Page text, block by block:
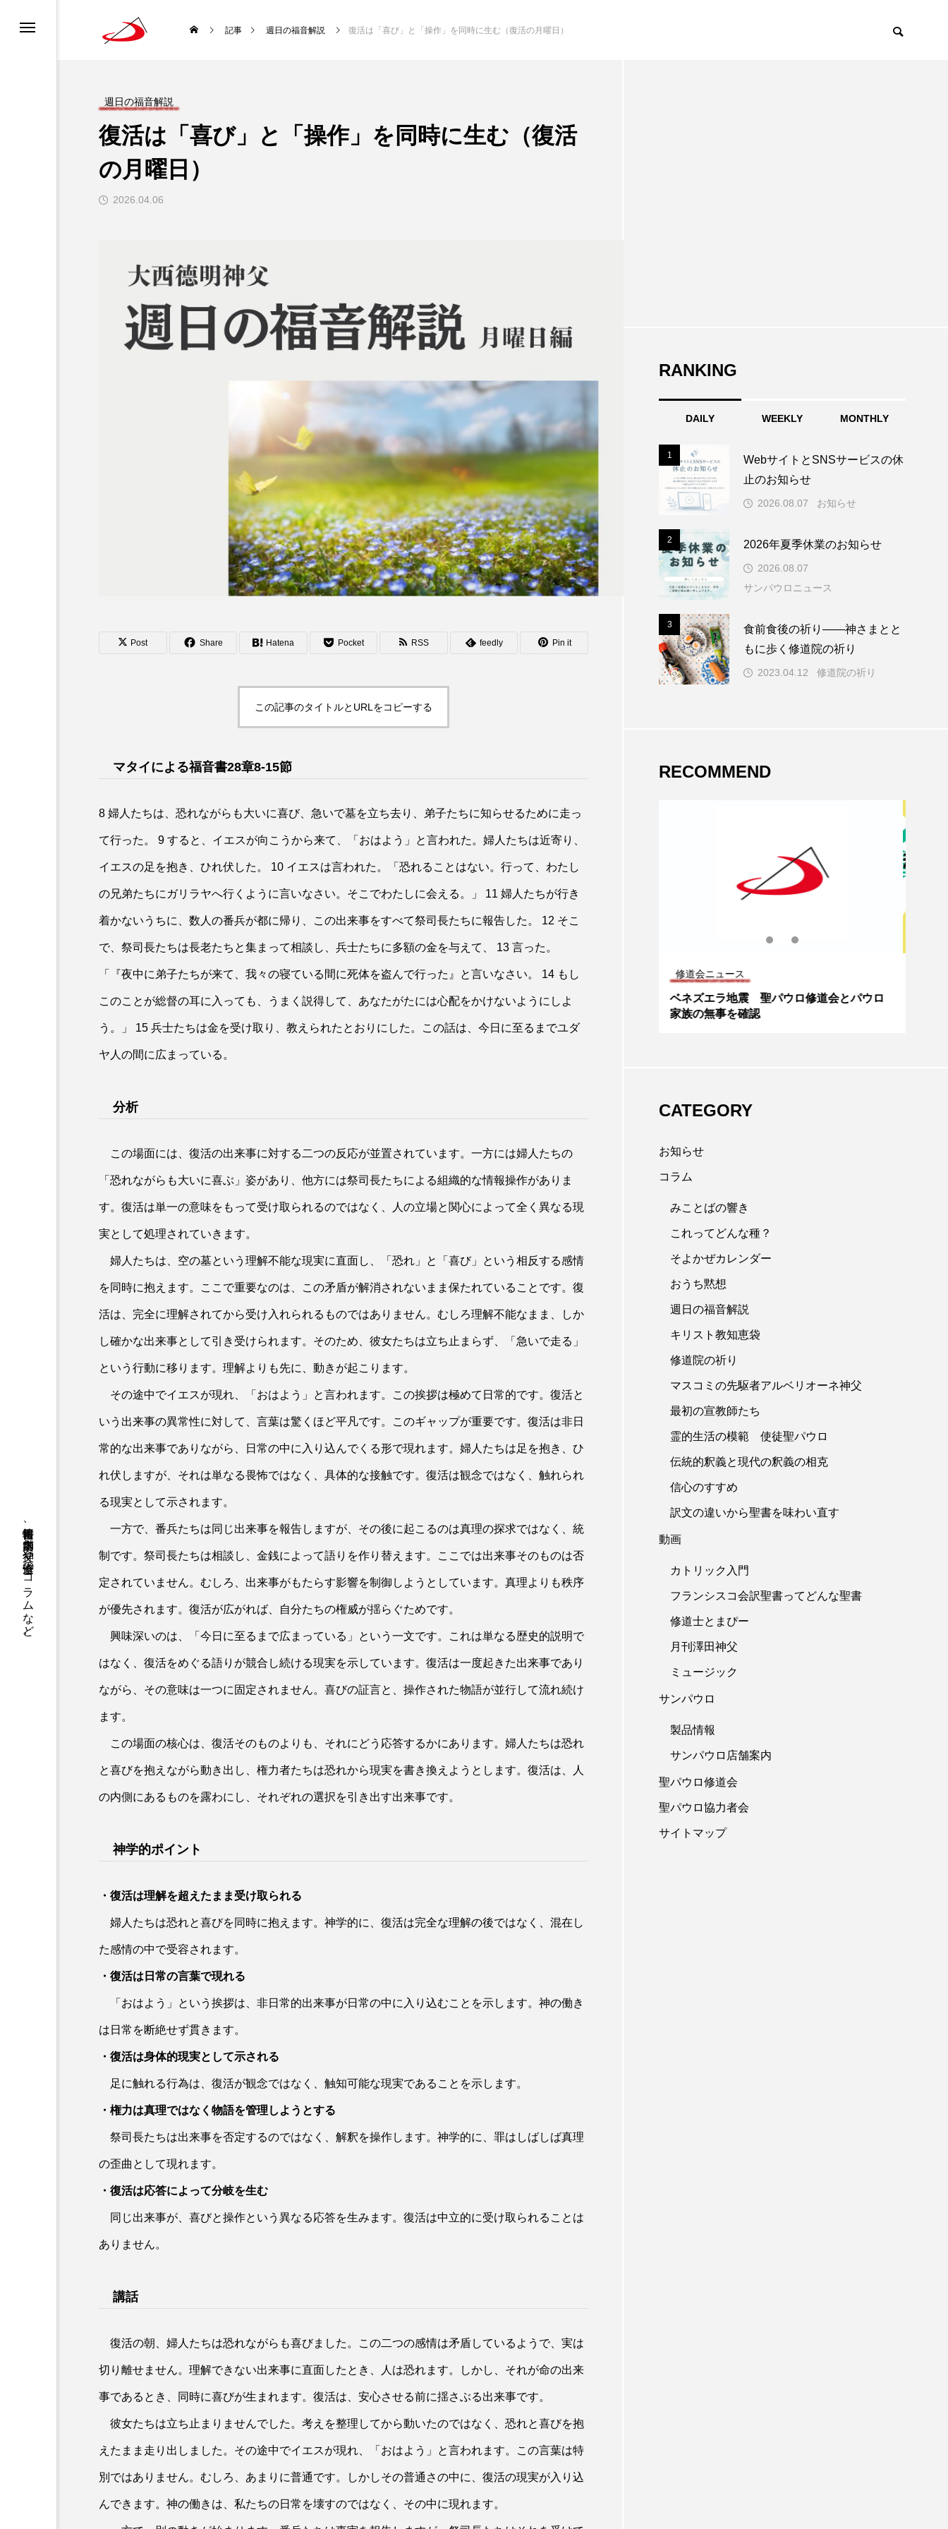
書籍情報、店舗案内、神父や修道士のコラムなど。
記事 週日の福音解説 復活は「喜び」と「操作」を同時に生む（復活の月曜日）
週日の福音解説
復活は「喜び」と「操作」を同時に生む（復活
の月曜日）
2026.04.06
Post Share Hatena Pocket RSS feedly Pin it
この記事のタイトルとURLをコピーする
マタイによる福音書28章8‐15節
8 婦人たちは、恐れながらも大いに喜び、急いで墓を立ち去り、弟子たちに知らせるために走っ
て行った。 9 すると、イエスが向こうから来て、「おはよう」と言われた。婦人たちは近寄り、
イエスの足を抱き、ひれ伏した。 10 イエスは言われた。「恐れることはない。行って、わたし
の兄弟たちにガリラヤへ行くように言いなさい。そこでわたしに会える。」 11 婦人たちが行き
着かないうちに、数人の番兵が都に帰り、この出来事をすべて祭司長たちに報告した。 12 そこ
で、祭司長たちは長老たちと集まって相談し、兵士たちに多額の金を与えて、 13 言った。
「『夜中に弟子たちが来て、我々の寝ている間に死体を盗んで行った』と言いなさい。 14 もし
このことが総督の耳に入っても、うまく説得して、あなたがたには心配をかけないようにしよ
う。」 15 兵士たちは金を受け取り、教えられたとおりにした。この話は、今日に至るまでユダ
ヤ人の間に広まっている。
分析
この場面には、復活の出来事に対する二つの反応が並置されています。一方には婦人たちの
「恐れながらも大いに喜ぶ」姿があり、他方には祭司長たちによる組織的な情報操作がありま
す。復活は単一の意味をもって受け取られるのではなく、人の立場と関心によって全く異なる現
実として処理されていきます。
婦人たちは、空の墓という理解不能な現実に直面し、「恐れ」と「喜び」という相反する感情
を同時に抱えます。ここで重要なのは、この矛盾が解消されないまま保たれていることです。復
活は、完全に理解されてから受け入れられるものではありません。むしろ理解不能なまま、しか
し確かな出来事として引き受けられます。そのため、彼女たちは立ち止まらず、「急いで走る」
という行動に移ります。理解よりも先に、動きが起こります。
その途中でイエスが現れ、「おはよう」と言われます。この挨拶は極めて日常的です。復活と
いう出来事の異常性に対して、言葉は驚くほど平凡です。このギャップが重要です。復活は非日
常的な出来事でありながら、日常の中に入り込んでくる形で現れます。婦人たちは足を抱き、ひ
れ伏しますが、それは単なる畏怖ではなく、具体的な接触です。復活は観念ではなく、触れられ
る現実として示されます。
一方で、番兵たちは同じ出来事を報告しますが、その後に起こるのは真理の探求ではなく、統
制です。祭司長たちは相談し、金銭によって語りを作り替えます。ここでは出来事そのものは否
定されていません。むしろ、出来事がもたらす影響を制御しようとしています。真理よりも秩序
が優先されます。復活が広がれば、自分たちの権威が揺らぐためです。
興味深いのは、「今日に至るまで広まっている」という一文です。これは単なる歴史的説明で
はなく、復活をめぐる語りが競合し続ける現実を示しています。復活は一度起きた出来事であり
ながら、その意味は一つに固定されません。喜びの証言と、操作された物語が並行して流れ続け
ます。
この場面の核心は、復活そのものよりも、それにどう応答するかにあります。婦人たちは恐れ
と喜びを抱えながら動き出し、権力者たちは恐れから現実を書き換えようとします。復活は、人
の内側にあるものを露わにし、それぞれの選択を引き出す出来事です。
神学的ポイント
・復活は理解を超えたまま受け取られる
婦人たちは恐れと喜びを同時に抱えます。神学的に、復活は完全な理解の後ではなく、混在し
た感情の中で受容されます。
・復活は日常の言葉で現れる
「おはよう」という挨拶は、非日常的出来事が日常の中に入り込むことを示します。神の働き
は日常を断絶せず貫きます。
・復活は身体的現実として示される
足に触れる行為は、復活が観念ではなく、触知可能な現実であることを示します。
・権力は真理ではなく物語を管理しようとする
祭司長たちは出来事を否定するのではなく、解釈を操作します。神学的に、罪はしばしば真理
の歪曲として現れます。
・復活は応答によって分岐を生む
同じ出来事が、喜びと操作という異なる応答を生みます。復活は中立的に受け取られることは
ありません。
講話
復活の朝、婦人たちは恐れながらも喜びました。この二つの感情は矛盾しているようで、実は
切り離せません。理解できない出来事に直面したとき、人は恐れます。しかし、それが命の出来
事であるとき、同時に喜びが生まれます。復活は、安心させる前に揺さぶる出来事です。
彼女たちは立ち止まりませんでした。考えを整理してから動いたのではなく、恐れと喜びを抱
えたまま走り出しました。その途中でイエスが現れ、「おはよう」と言われます。この言葉は特
別ではありません。むしろ、あまりに普通です。しかしその普通さの中に、復活の現実が入り込
んできます。神の働きは、私たちの日常を壊すのではなく、その中に現れます。
RANKING
DAILY WEEKLY MONTHLY
1
WebサイトとSNSサービスの休
止のお知らせ
2026.08.07 お知らせ
2 2026年夏季休業のお知らせ
2026.08.07
サンパウロニュース
3
食前食後の祈り――神さまとと
もに歩く修道院の祈り
2023.04.12 修道院の祈り
RECOMMEND
雑誌
「家庭の友」2025年3月号（特集：聖年に
修道会ニュース
ベネズエラ地震 聖パウロ修道会とパウロ
カトリック入門
第230回 第一の掟「私の他に神があっては
ならない」【動画で学ぶ】※レジュメ字幕
CATEGORY
お知らせ
コラム
みことばの響き
これってどんな種？
そよかぜカレンダー
おうち黙想
週日の福音解説
キリスト教知恵袋
修道院の祈り
マスコミの先駆者アルベリオーネ神父
最初の宣教師たち
霊的生活の模範 使徒聖パウロ
伝統的釈義と現代の釈義の相克
信心のすすめ
訳文の違いから聖書を味わい直す
動画
カトリック入門
フランシスコ会訳聖書ってどんな聖書
修道士とまぴー
月刊澤田神父
ミュージック
サンパウロ
製品情報
サンパウロ店舗案内
聖パウロ修道会
聖パウロ協力者会
サイトマップ